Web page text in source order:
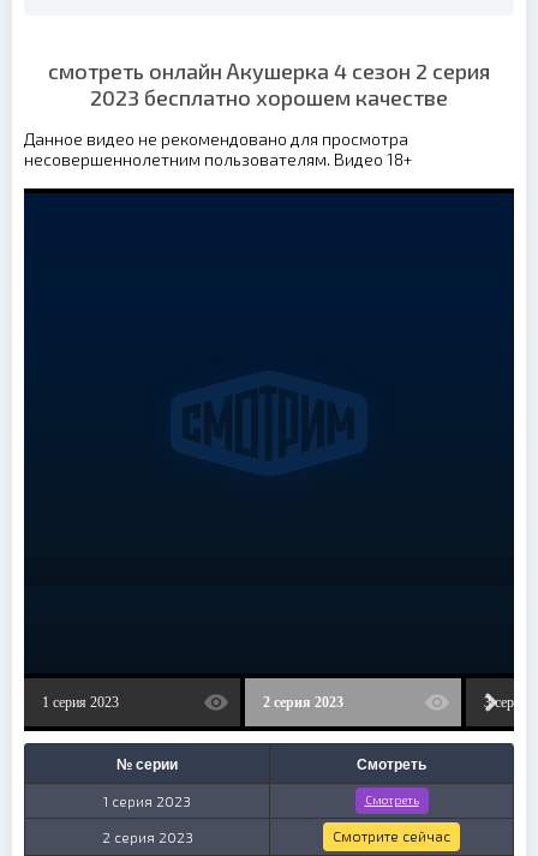
смотреть онлайн Акушерка 4 сезон 2 серия
2023 бесплатно хорошем качестве
Данное видео не рекомендовано для просмотра
несовершеннолетним пользователям. Видео 18+
1 серия 2023 2 серия 2023 3 серия
№ серии Смотреть
1 серия 2023 Смотреть
2 серия 2023 Смотрите сейчас